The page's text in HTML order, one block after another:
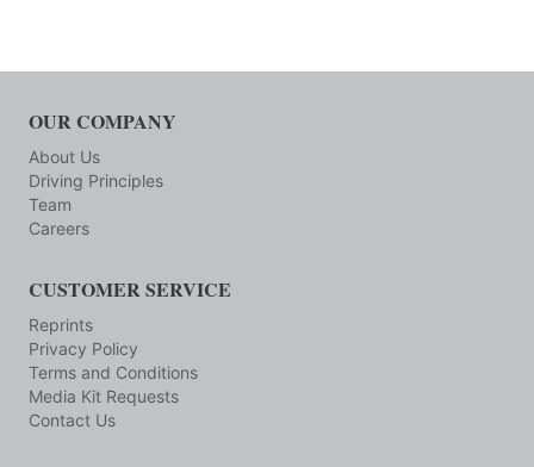
OUR COMPANY
About Us
Driving Principles
Team
Careers
CUSTOMER SERVICE
Reprints
Privacy Policy
Terms and Conditions
Media Kit Requests
Contact Us